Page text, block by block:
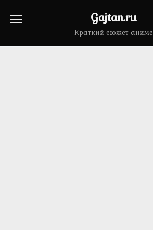
Gajtan.ru
Краткий сюжет аниме